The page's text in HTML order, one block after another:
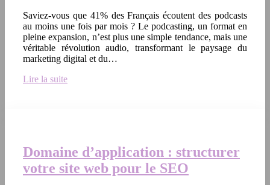
Saviez-vous que 41% des Français écoutent des podcasts
au moins une fois par mois ? Le podcasting, un format en
pleine expansion, n’est plus une simple tendance, mais une
véritable révolution audio, transformant le paysage du
marketing digital et du…
Lire la suite
Domaine d’application : structurer
votre site web pour le SEO